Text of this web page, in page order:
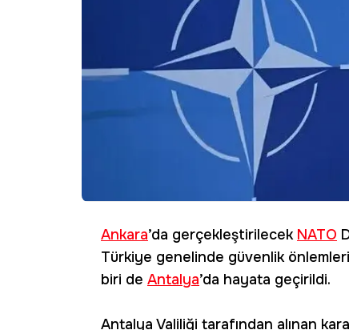
Ankara’da gerçekleştirilecek NATO
Türkiye genelinde güvenlik
biri de Antalya’da hayata geçirildi.
Antalya Valiliği tarafından alınan